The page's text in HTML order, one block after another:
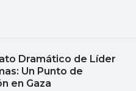
Dramático de Líder
Un Punto de
en Gaza